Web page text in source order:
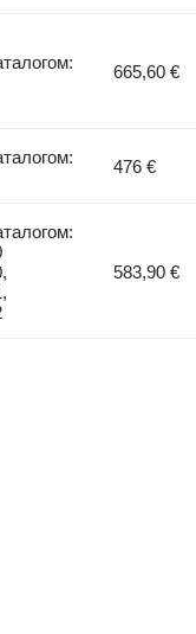
665,60 €
476 €
583,90 €